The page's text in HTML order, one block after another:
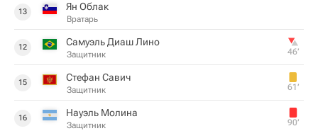
13 Ян Облак
Вратарь
12 Самуэль Диаш Лино
Защитник 46‎’‎
15 Стефан Савич
Защитник 61‎’‎
16 Науэль Молина
Защитник 90‎’‎